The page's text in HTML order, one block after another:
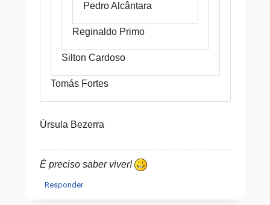
Pedro Alcântara
Reginaldo Primo
Silton Cardoso
Tomás Fortes
Úrsula Bezerra
É preciso saber viver!
Responder